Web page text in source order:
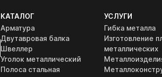
КАТАЛОГ
Арматура
Двутавровая балка
Швеллер
Уголок металлический
Полоса стальная
УСЛУГИ
Гибка металла
Изготовление
металлических